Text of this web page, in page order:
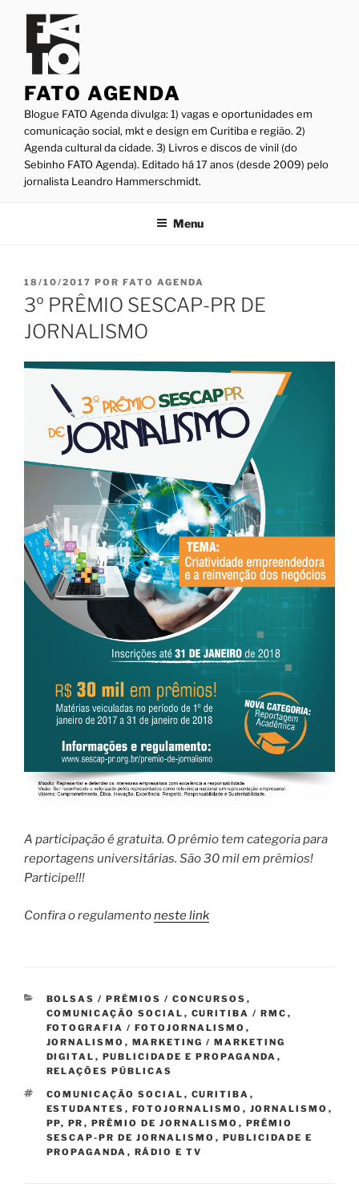
conteúdo
FATO AGENDA
Blogue FATO Agenda divulga: 1) vagas e oportunidades em
comunicação social, mkt e design em Curitiba e região. 2)
Agenda cultural da cidade. 3) Livros e discos de vinil (do
Sebinho FATO Agenda). Editado há 17 anos (desde 2009) pelo
jornalista Leandro Hammerschmidt.
Menu
PUBLICADO
EM
18/10/2017 POR FATO AGENDA
3º PRÊMIO SESCAP-PR DE
JORNALISMO
A participação é gratuita. O prêmio tem categoria para
reportagens universitárias. São 30 mil em prêmios!
Participe!!!
Confira o regulamentoneste link
CATEGORIAS
BOLSAS / PRÊMIOS / CONCURSOS ,
COMUNICAÇÃO SOCIAL , CURITIBA / RMC ,
FOTOGRAFIA / FOTOJORNALISMO ,
JORNALISMO , MARKETING / MARKETING
DIGITAL , PUBLICIDADE E PROPAGANDA ,
RELAÇÕES PÚBLICAS
TAGS
COMUNICAÇÃO SOCIAL , CURITIBA ,
ESTUDANTES , FOTOJORNALISMO , JORNALISMO ,
PP, PR , PRÊMIO DE JORNALISMO , PRÊMIO
SESCAP-PR DE JORNALISMO , PUBLICIDADE E
PROPAGANDA , RÁDIO E TV